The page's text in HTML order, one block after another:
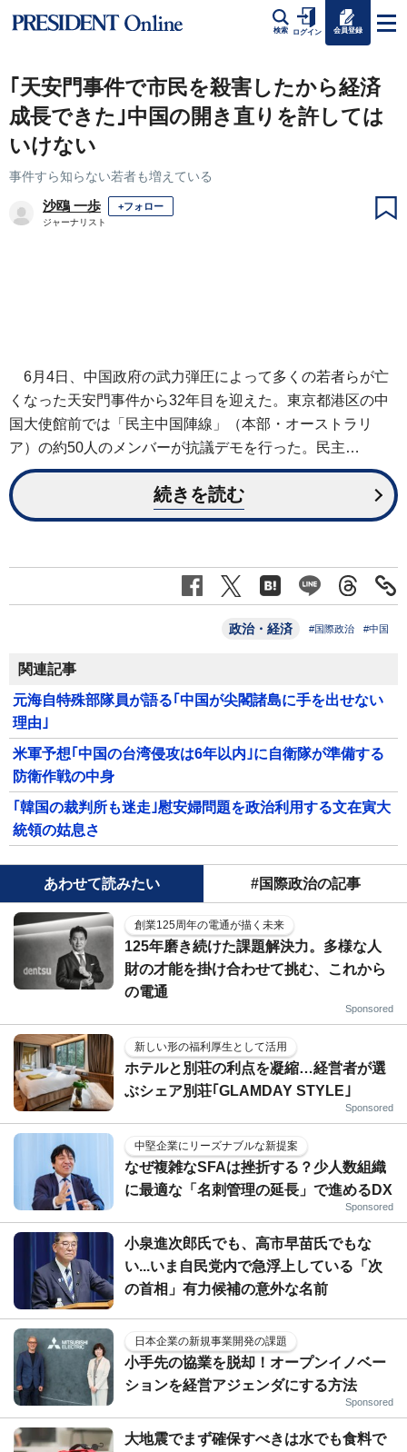
検索 ログイン 会員登録
｢天安門事件で市民を殺害したから経済
成長できた｣中国の開き直りを許しては
いけない
事件すら知らない若者も増えている
沙鴎 一歩 +フォロー
ジャーナリスト
6月4日、中国政府の武力弾圧によって多くの若者らが亡
くなった天安門事件から32年目を迎えた。東京都港区の中
国大使館前では「民主中国陣線」（本部・オーストラリ
ア）の約50人のメンバーが抗議デモを行った。民主…
続きを読む
政治・経済 #国際政治 #中国
関連記事
元海自特殊部隊員が語る｢中国が尖閣諸島に手を出せない
理由｣
米軍予想｢中国の台湾侵攻は6年以内｣に自衛隊が準備する
防衛作戦の中身
｢韓国の裁判所も迷走｣慰安婦問題を政治利用する文在寅大
統領の姑息さ
あわせて読みたい #国際政治の記事
創業125周年の電通が描く未来
125年磨き続けた課題解決力。多様な人
財の才能を掛け合わせて挑む、これから
の電通
Sponsored
新しい形の福利厚生として活用
ホテルと別荘の利点を凝縮…経営者が選
ぶシェア別荘｢GLAMDAY STYLE｣
Sponsored
中堅企業にリーズナブルな新提案
なぜ複雑なSFAは挫折する？少人数組織
に最適な「名刺管理の延長」で進めるDX
Sponsored
小泉進次郎氏でも、高市早苗氏でもな
い...いま自民党内で急浮上している「次
の首相」有力候補の意外な名前
日本企業の新規事業開発の課題
小手先の協業を脱却！オープンイノベー
ションを経営アジェンダにする方法
Sponsored
大地震でまず確保すべきは水でも食料で